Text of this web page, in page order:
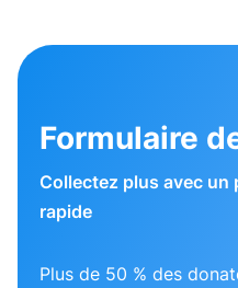
Formulaire
Collectez plus avec un
rapide
Plus de 50 % des